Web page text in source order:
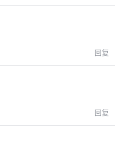
回复
回复